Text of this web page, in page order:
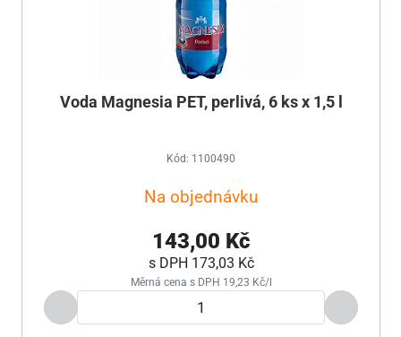
Voda Magnesia PET, perlivá, 6 ks x 1,5 l
Kód: 1100490
Na objednávku
143,00 Kč
s DPH 173,03 Kč
Měrná cena s DPH 19,23 Kč/l